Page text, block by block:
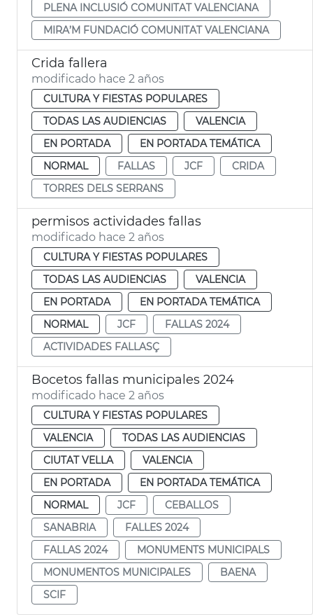
PLENA INCLUSIÓ COMUNITAT VALENCIANA
MIRA’M FUNDACIÓ COMUNITAT VALENCIANA
Crida fallera
modificado hace 2 años
CULTURA Y FIESTAS POPULARES
TODAS LAS AUDIENCIAS
VALENCIA
EN PORTADA
EN PORTADA TEMÁTICA
NORMAL
FALLAS JCF
CRIDA
TORRES DELS SERRANS
permisos actividades fallas
modificado hace 2 años
CULTURA Y FIESTAS POPULARES
TODAS LAS AUDIENCIAS
VALENCIA
EN PORTADA
EN PORTADA TEMÁTICA
NORMAL
JCF
FALLAS 2024
ACTIVIDADES FALLASÇ
Bocetos fallas municipales 2024
modificado hace 2 años
CULTURA Y FIESTAS POPULARES
VALENCIA
TODAS LAS AUDIENCIAS
CIUTAT VELLA
VALENCIA
EN PORTADA
EN PORTADA TEMÁTICA
NORMAL
JCF
CEBALLOS
SANABRIA
FALLES 2024
FALLAS 2024
MONUMENTS MUNICIPALS
MONUMENTOS MUNICIPALES
BAENA
SCIF